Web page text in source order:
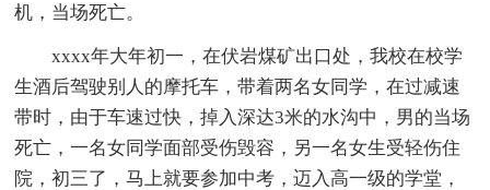
机，当场死亡。
xxxx年大年初一，在伏岩煤矿出口处，我校在校学
生酒后驾驶别人的摩托车，带着两名女同学，在过减速
带时，由于车速过快，掉入深达3米的水沟中，男的当场
死亡，一名女同学面部受伤毁容，另一名女生受轻伤住
院，初三了，马上就要参加中考，迈入高一级的学堂，